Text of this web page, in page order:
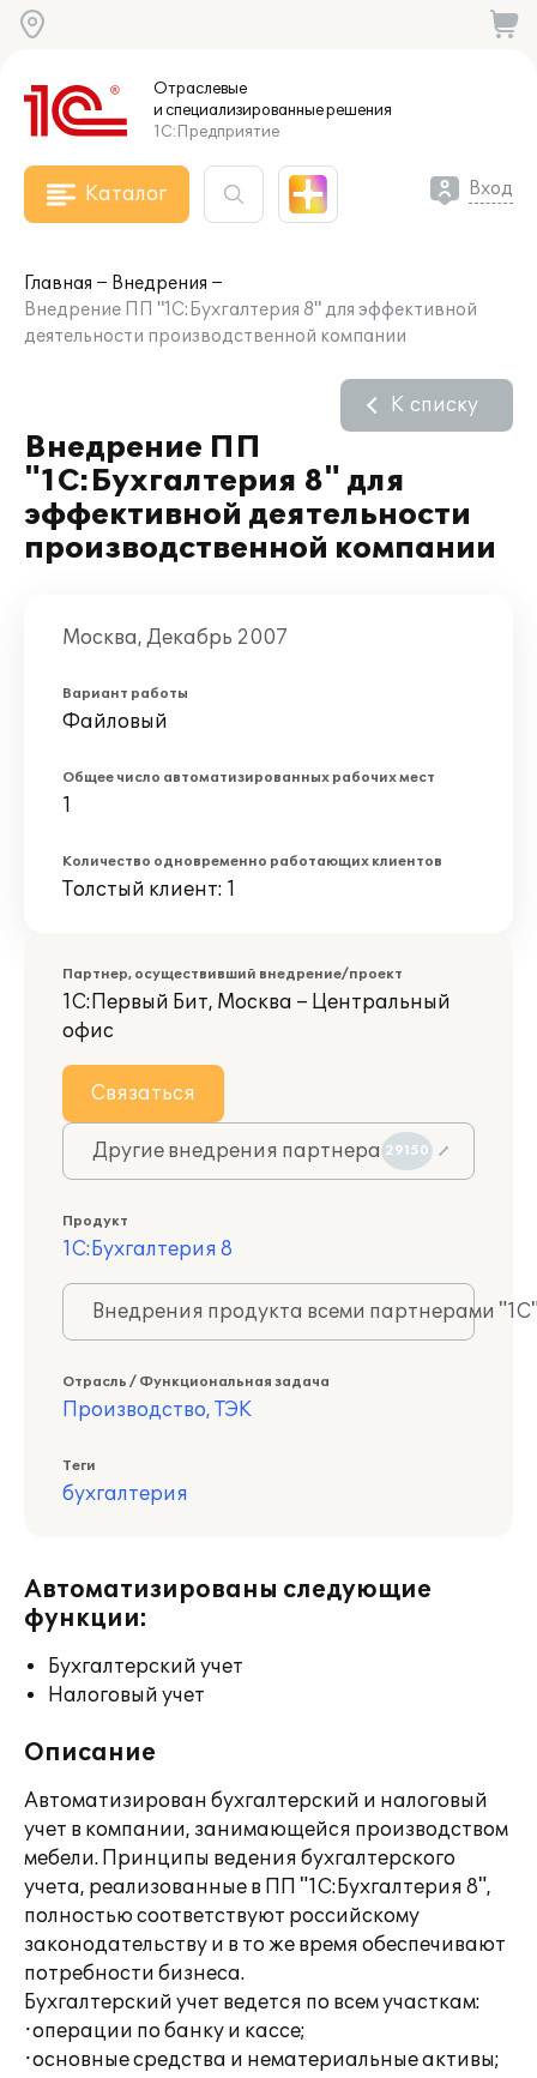
Отраслевые
и специализированныерешения
1С:Предприятие
Каталог Вход
Главная
Внедрения
Внедрение ПП "1С:Бухгалтерия 8" для эффективной
деятельности производственной компании
Внедрение ПП
"1С:Бухгалтерия 8" для
эффективной деятельности
производственной компании
К списку
Москва, Декабрь 2007
Вариант работы
Файловый
Общее число автоматизированных рабочих мест
1
Количество одновременно работающих клиентов
Толстый клиент: 1
Партнер, осуществивший внедрение/проект
1С:Первый Бит, Москва – Центральный
офис
Связаться
Другие внедрения партнера 29150
Продукт
1С:Бухгалтерия 8
Внедрения продукта всеми партнерами
Отрасль / Функциональная задача
Производство, ТЭК
Теги
бухгалтерия
Автоматизированы следующие
функции:
Бухгалтерский учет
Налоговый учет
Описание
Автоматизирован бухгалтерский и налоговый
учет в компании, занимающейся производством
мебели. Принципы ведения бухгалтерского
учета, реализованные в ПП "1С:Бухгалтерия 8",
полностью соответствуют российскому
законодательству и в то же время обеспечивают
потребности бизнеса.
Бухгалтерский учет ведется по всем участкам:
·операции по банку и кассе;
·основные средства и нематериальные активы;